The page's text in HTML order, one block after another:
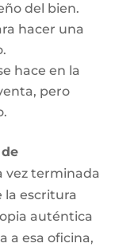
del bien.
hacer una
hace en la
pero
vez terminada
la escritura
auténtica
a esa oficina,